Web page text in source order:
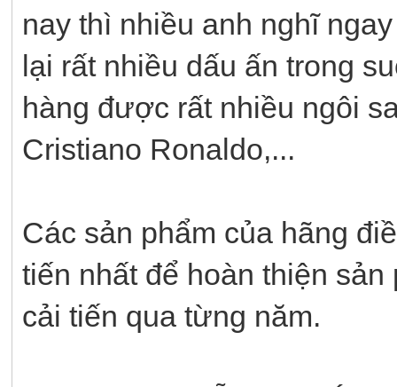
nay thì nhiều anh nghĩ
lại rất nhiều dấu ấn trong
hàng được rất nhiều ngôi
Cristiano Ronaldo,...
Các sản phẩm của hãng
tiến nhất để hoàn thiện
cải tiến qua từng năm.